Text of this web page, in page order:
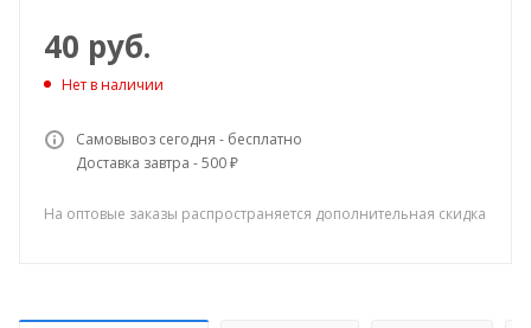
40 руб.
Нет в наличии
Самовывоз сегодня - бесплатно
Доставка завтра - 500 ₽
На оптовые заказы распространяется дополнительная скидка